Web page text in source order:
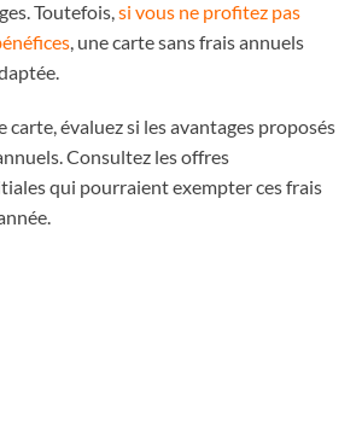
Toutefois, si vous ne profitez pas
, une carte sans frais annuels
carte, évaluez si les avantages proposés
Consultez les offres
qui pourraient exempter ces frais